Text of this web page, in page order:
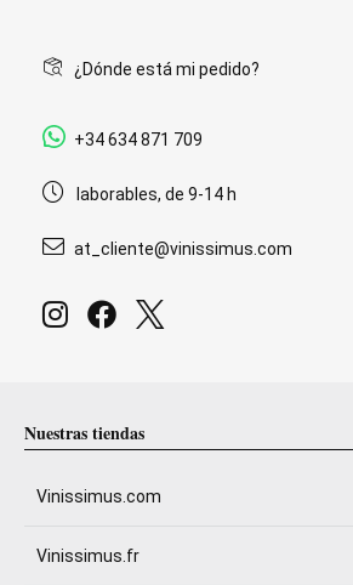
¿Dónde está mi pedido?
+34 634 871 709
laborables, de 9-14 h
at_cliente@vinissimus.com
Nuestras tiendas
Vinissimus.com
Vinissimus.fr